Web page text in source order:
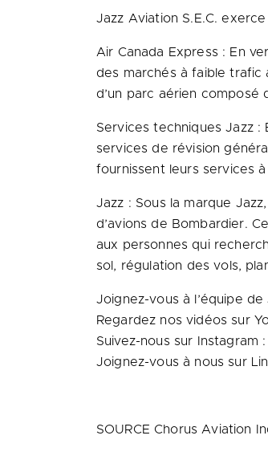
Jazz Aviation S.E.C.
Air Canada Express : En
des marchés à faible trafic
d’un parc aérien composé
Services techniques Jazz :
services de révision
fournissent leurs services
Jazz : Sous la marque
d’avions de Bombardier.
aux personnes qui
sol, régulation des vols,
Joignez-vous à l’équipe de
Regardez nos vidéos sur
Suivez-nous sur Instagram :
Joignez-vous à nous sur
SOURCE Chorus Aviation